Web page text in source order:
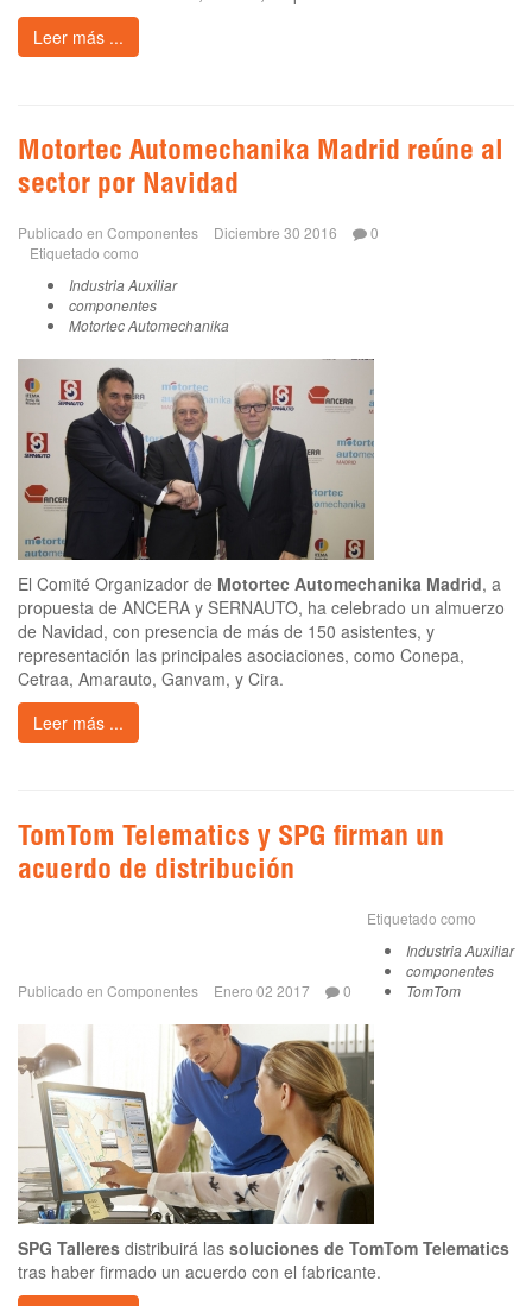
Leer más ...
Motortec Automechanika Madrid reúne al
sector por Navidad
Publicado en Componentes Diciembre 30 2016
0
Etiquetado como
Industria Auxiliar
componentes
Motortec Automechanika
El Comité Organizador de Motortec Automechanika Madrid, a
propuesta de ANCERA y SERNAUTO, ha celebrado un almuerzo
de Navidad, con presencia de más de 150 asistentes, y
representación las principales asociaciones, como Conepa,
Cetraa, Amarauto, Ganvam, y Cira.
Leer más ...
TomTom Telematics y SPG firman un
acuerdo de distribución
Publicado en Componentes Enero 02 2017 0
Etiquetado como
Industria Auxiliar
componentes
TomTom
SPG Talleres distribuirá las soluciones de TomTom Telematics
tras haber firmado un acuerdo con el fabricante.